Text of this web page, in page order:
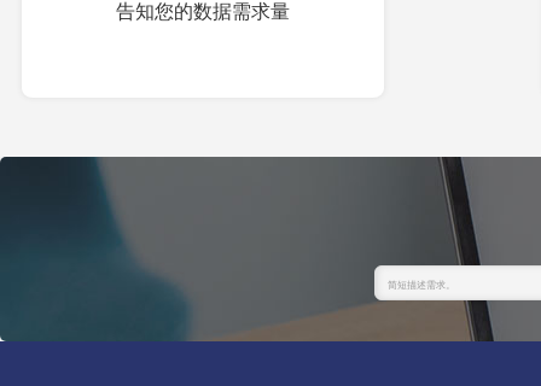
告知您的数据需求量